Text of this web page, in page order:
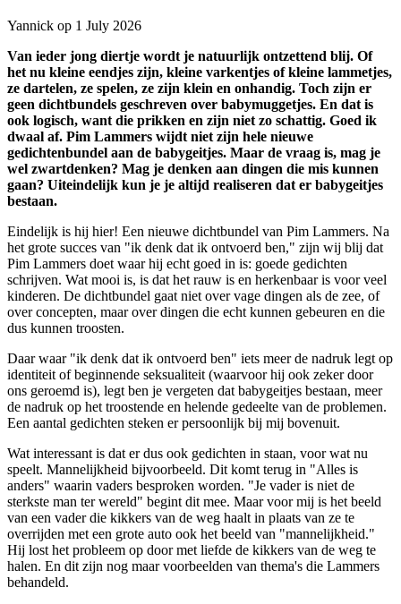
Yannick op 1 July 2026
Van ieder jong diertje wordt je natuurlijk ontzettend blij. Of
het nu kleine eendjes zijn, kleine varkentjes of kleine lammetjes,
ze dartelen, ze spelen, ze zijn klein en onhandig. Toch zijn er
geen dichtbundels geschreven over babymuggetjes. En dat is
ook logisch, want die prikken en zijn niet zo schattig. Goed ik
dwaal af. Pim Lammers wijdt niet zijn hele nieuwe
gedichtenbundel aan de babygeitjes. Maar de vraag is, mag je
wel zwartdenken? Mag je denken aan dingen die mis kunnen
gaan? Uiteindelijk kun je je altijd realiseren dat er babygeitjes
bestaan.
Eindelijk is hij hier! Een nieuwe dichtbundel van Pim Lammers. Na
het grote succes van "ik denk dat ik ontvoerd ben," zijn wij blij dat
Pim Lammers doet waar hij echt goed in is: goede gedichten
schrijven. Wat mooi is, is dat het rauw is en herkenbaar is voor veel
kinderen. De dichtbundel gaat niet over vage dingen als de zee, of
over concepten, maar over dingen die echt kunnen gebeuren en die
dus kunnen troosten.
Daar waar "ik denk dat ik ontvoerd ben" iets meer de nadruk legt op
identiteit of beginnende seksualiteit (waarvoor hij ook zeker door
ons geroemd is), legt ben je vergeten dat babygeitjes bestaan, meer
de nadruk op het troostende en helende gedeelte van de problemen.
Een aantal gedichten steken er persoonlijk bij mij bovenuit.
Wat interessant is dat er dus ook gedichten in staan, voor wat nu
speelt. Mannelijkheid bijvoorbeeld. Dit komt terug in "Alles is
anders" waarin vaders besproken worden. "Je vader is niet de
sterkste man ter wereld" begint dit mee. Maar voor mij is het beeld
van een vader die kikkers van de weg haalt in plaats van ze te
overrijden met een grote auto ook het beeld van "mannelijkheid."
Hij lost het probleem op door met liefde de kikkers van de weg te
halen. En dit zijn nog maar voorbeelden van thema's die Lammers
behandeld.